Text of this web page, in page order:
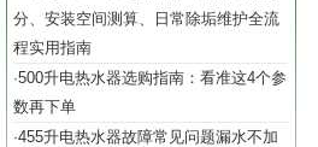
分、安装空间测算、日常除垢维护全流
程实用指南
·500升电热水器选购指南：看准这4个参
数再下单
·455升电热水器故障常见问题漏水不加